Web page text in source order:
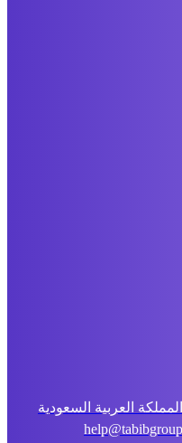
العربية السعودية